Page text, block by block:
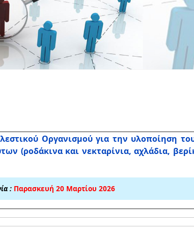
Οργανισμού για την υλοποίηση
και νεκταρίνια, αχλάδια,
: Παρασκευή 20 Μαρτίου 2026